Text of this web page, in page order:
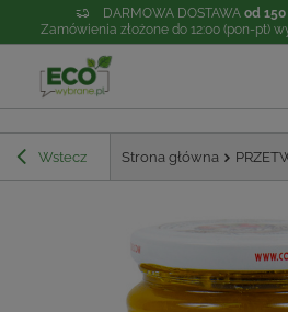
DARMOWA DOSTAWA od 150
Zamówienia złożone do 12:00 (pon-pt)
Wstecz Strona główna